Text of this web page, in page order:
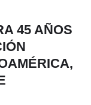
45 AÑOS